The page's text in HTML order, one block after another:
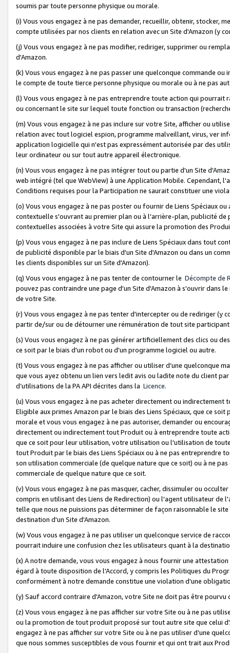
soumis par toute personne physique ou morale.
(i) Vous vous engagez à ne pas demander, recueillir, obtenir, stocker,
compte utilisées par nos clients en relation avec un Site d'Amazon (y
(j) Vous vous engagez à ne pas modifier, rediriger, supprimer ou
d'Amazon.
(k) Vous vous engagez à ne pas passer une quelconque commande
le compte de toute tierce personne physique ou morale ou à ne pas
(l) Vous vous engagez à ne pas entreprendre toute action qui
ou concernant le site sur lequel toute fonction ou transaction
(m) Vous vous engagez à ne pas inclure sur votre Site, afficher ou
relation avec tout logiciel espion, programme malveillant, virus, ver
application logicielle qui n'est pas expressément autorisée par des
leur ordinateur ou sur tout autre appareil électronique.
(n) Vous vous engagez à ne pas intégrer tout ou partie d'un Site
web intégré (tel que WebView) à une Application Mobile. Cependant,
Conditions requises pour la Participation ne saurait constituer une
(o) Vous vous engagez à ne pas poster ou fournir de Liens Spéciaux
contextuelle s'ouvrant au premier plan ou à l'arrière-plan, publicité
contextuelles associées à votre Site qui assure la promotion des
(p) Vous vous engagez à ne pas inclure de Liens Spéciaux dans tout
de publicité disponible par le biais d'un Site d'Amazon ou dans un
les clients disponibles sur un Site d'Amazon).
(q) Vous vous engagez à ne pas tenter de contourner le Décompte de
pouvez pas contraindre une page d'un Site d'Amazon à s'ouvrir dans
de votre Site.
(r) Vous vous engagez à ne pas tenter d'intercepter ou de rediriger
partir de/sur ou de détourner une rémunération de tout site
(s) Vous vous engagez à ne pas générer artificiellement des clics ou
ce soit par le biais d'un robot ou d'un programme logiciel ou autre.
(t) Vous vous engagez à ne pas afficher ou utiliser d’une quelconque
que vous ayez obtenu un lien vers ledit avis ou ladite note du client
d’utilisations de la PA API décrites dans la Licence.
(u) Vous vous engagez à ne pas acheter directement ou
Eligible aux primes Amazon par le biais des Liens Spéciaux, que ce
morale et vous vous engagez à ne pas autoriser, demander ou
directement ou indirectement tout Produit ou à entreprendre toute
que ce soit pour leur utilisation, votre utilisation ou l'utilisation de
tout Produit par le biais des Liens Spéciaux ou à ne pas entreprendre
son utilisation commerciale (de quelque nature que ce soit) ou à ne
commerciale de quelque nature que ce soit.
(v) Vous vous engagez à ne pas masquer, cacher, dissimuler ou
compris en utilisant des Liens de Redirection) ou l'agent utilisateur
telle que nous ne puissions pas déterminer de façon raisonnable le
destination d'un Site d'Amazon.
(w) Vous vous engagez à ne pas utiliser un quelconque service de
pourrait induire une confusion chez les utilisateurs quant à la
(x) A notre demande, vous vous engagez à nous fournir une
égard à toute disposition de l'Accord, y compris les Politiques du
conformément à notre demande constitue une violation d'une
(y) Sauf accord contraire d'Amazon, votre Site ne doit pas être
(z) Vous vous engagez à ne pas afficher sur votre Site ou à ne pas
ou la promotion de tout produit proposé sur tout autre site que celui
engagez à ne pas afficher sur votre Site ou à ne pas utiliser d’une
que nous sommes susceptibles de vous fournir et qui ont trait aux